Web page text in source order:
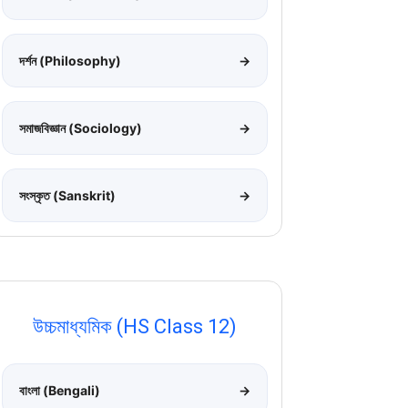
দর্শন (Philosophy) →
সমাজবিজ্ঞান (Sociology) →
সংস্কৃত (Sanskrit) →
উচ্চমাধ্যমিক (HS Class 12)
বাংলা (Bengali) →